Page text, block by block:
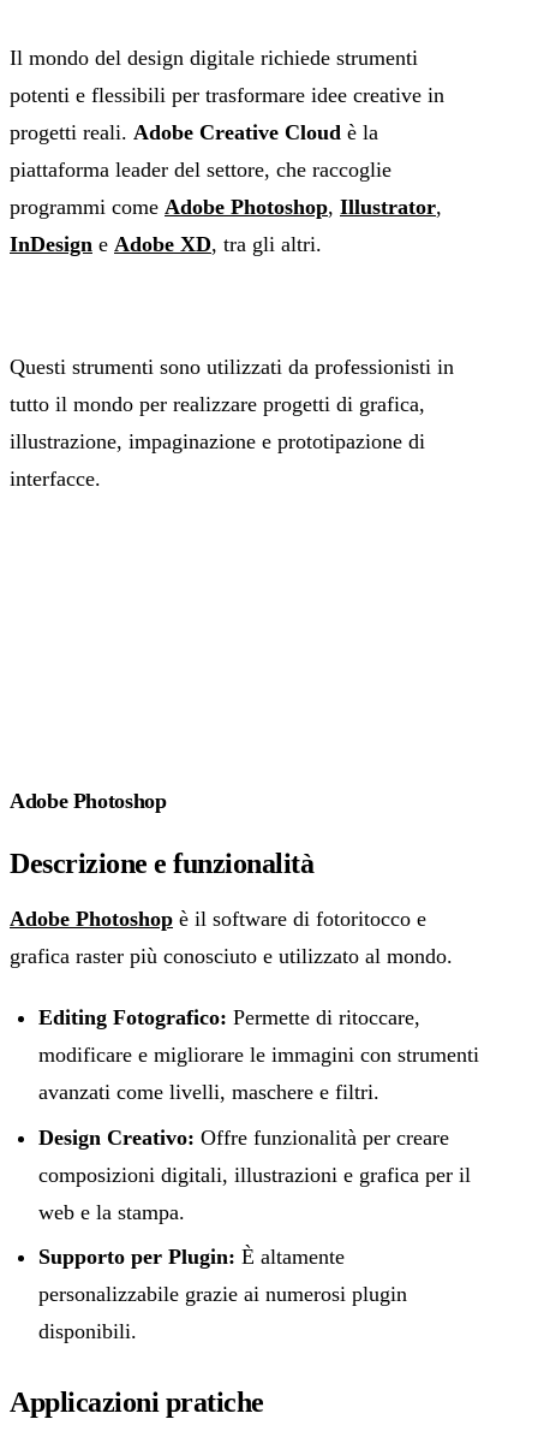
Il mondo del design digitale richiede strumenti
potenti e flessibili per trasformare idee creative in
progetti reali. Adobe Creative Cloud è la
piattaforma leader del settore, che raccoglie
programmi come Adobe Photoshop, Illustrator,
InDesign e Adobe XD, tra gli altri.
Questi strumenti sono utilizzati da professionisti in
tutto il mondo per realizzare progetti di grafica,
illustrazione, impaginazione e prototipazione di
interfacce.
Adobe Photoshop
Descrizione e funzionalità
Adobe Photoshop è il software di fotoritocco e
grafica raster più conosciuto e utilizzato al mondo.
Editing Fotografico: Permette di ritoccare,
modificare e migliorare le immagini con strumenti
avanzati come livelli, maschere e filtri.
Design Creativo: Offre funzionalità per creare
composizioni digitali, illustrazioni e grafica per il
web e la stampa.
Supporto per Plugin: È altamente
personalizzabile grazie ai numerosi plugin
disponibili.
Applicazioni pratiche